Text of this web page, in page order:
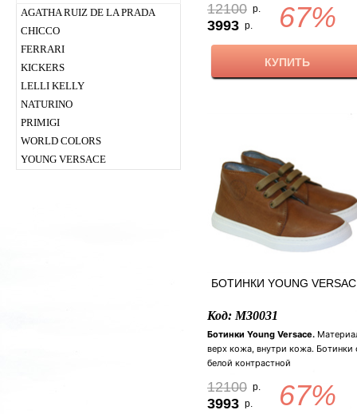
AGATHA RUIZ DE LA PRADA
CHICСO
FERRARI
KICKERS
LELLI KELLY
NATURINO
PRIMIGI
WORLD COLORS
YOUNG VERSACE
фирменным логотипом и
контрастными синими шнурками.
Внутри золотая стелька украшены
фирменным логотипом "голова
12100 р.
3993 р. 67%
КУПИТЬ
БОТИНКИ YOUNG
Код: M30031
Ботинки Young Versace.
верх кожа, внутри кожа. Ботинки
белой контрастной
логотипом "голова Медузы
Горгоны". Внутри серебреная
12100 р.
3993 р. 67%